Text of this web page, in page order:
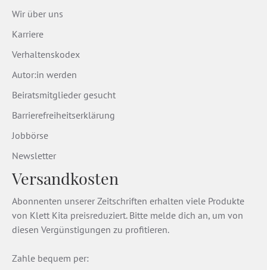
Wir über uns
Karriere
Verhaltenskodex
Autor:in werden
Beiratsmitglieder gesucht
Barrierefreiheitserklärung
Jobbörse
Newsletter
Versandkosten
Abonnenten unserer Zeitschriften erhalten viele Produkte
von Klett Kita preisreduziert. Bitte melde dich an, um von
diesen Vergünstigungen zu profitieren.
Zahle bequem per: